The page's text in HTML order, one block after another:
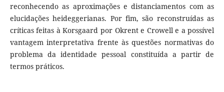
reconhecendo as aproximações e distanciamentos com as
elucidações heideggerianas. Por fim, são reconstruídas as
críticas feitas à Korsgaard por Okrent e Crowell e a possível
vantagem interpretativa frente às questões normativas do
problema da identidade pessoal constituída a partir de
termos práticos.